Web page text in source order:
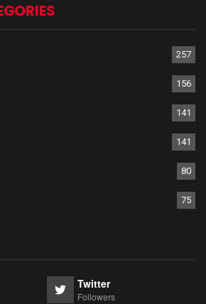
257
156
141
141
80
75
Twitter
Followers